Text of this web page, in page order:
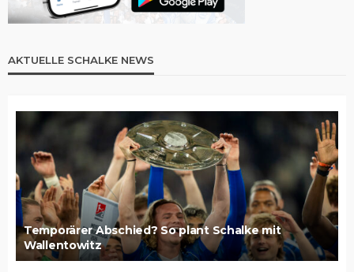
AKTUELLE SCHALKE NEWS
Temporärer Abschied? So plant Schalke mit
Wallentowitz